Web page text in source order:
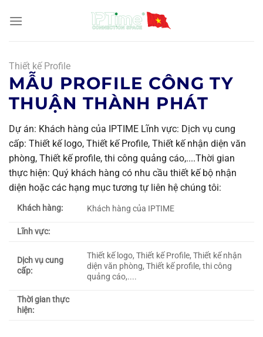
đến
Thiết kế Profile
MẪU PROFILE CÔNG TY
THUẬN THÀNH PHÁT
Dự án: Khách hàng của IPTIME Lĩnh vực: Dịch vụ cung
cấp: Thiết kế logo, Thiết kế Profile, Thiết kế nhận diện văn
phòng, Thiết kế profile, thi công quảng cáo,....Thời gian
thực hiện: Quý khách hàng có nhu cầu thiết kế bộ nhận
diện hoặc các hạng mục tương tự liên hệ chúng tôi:
Khách hàng: Khách hàng của IPTIME
Lĩnh vực:
Dịch vụ cung
cấp:
Thiết kế logo, Thiết kế Profile, Thiết kế nhận
diện văn phòng, Thiết kế profile, thi công
quảng cáo,....
Thời gian thực
hiện: